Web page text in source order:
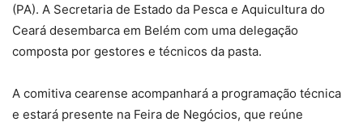
(PA). A Secretaria de Estado da Pesca e Aquicultura do
Ceará desembarca em Belém com uma delegação
composta por gestores e técnicos da pasta.
A comitiva cearense acompanhará a programação técnica
e estará presente na Feira de Negócios, que reúne